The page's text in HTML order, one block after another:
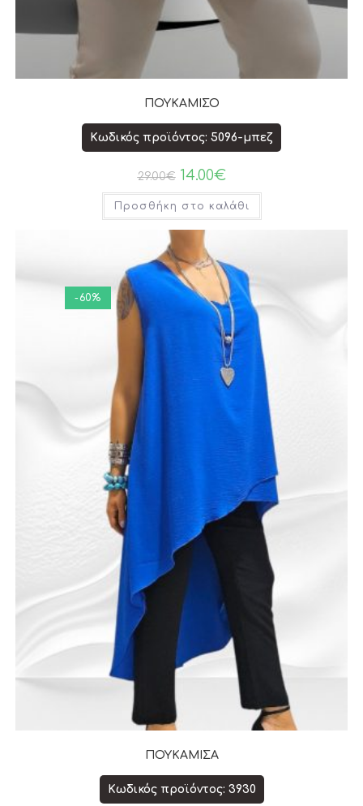
ΠΟΥΚΑΜΙΣΟ
Κωδικός προϊόντος: 5096-μπεζ
29.00€ 14.00€
Προσθήκη στο καλάθι
-60%
ΠΟΥΚΑΜΙΣΑ
Κωδικός προϊόντος: 3930